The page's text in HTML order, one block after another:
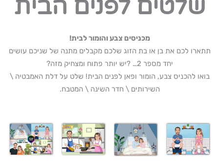
שלטים לפנים הבית
מכניסים צבע והומור לבית!
תתארו לכם את בן או בת הזוג שלכם מקבלים מתנה של שניכם עושים
יחד מספר 2… ?יש יותר פתוח ומצחיק מזה?
בואו להכניס צבע, הומור ופאן לפנים הבית! שלט על דלת האמבטיה \
השירותים \ חדר השינה \ המטבח.